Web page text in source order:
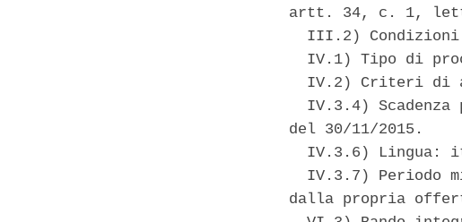
artt. 34, c. 1,
III.2)
IV.1) Tipo di
IV.2) Criteri di
IV.3.4) Scadenza
del 30/11/2015.
IV.3.6) Lingua:
IV.3.7) Periodo
dalla propria